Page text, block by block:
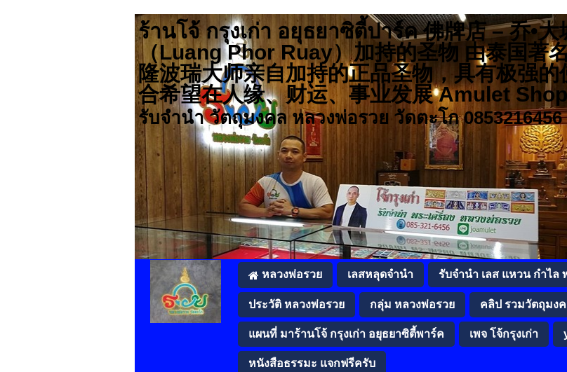
ร้านโจ้ กรุงเก่า อยุธยาซิตี้ปาร์ค 佛牌店 – 乔•
（Luang Phor Ruay）加持的圣物 由泰国
隆波瑞大师亲自加持的正品圣物，具有极强
合希望在人缘、财运、事业发展 Amulet
รับจำนำ วัตถุมงคล หลวงพ่อรวย วัดตะโก 0853216456
หลวงพ่อรวย เลสหลุดจำนำ รับจำนำ เลส แหวน กำไล
ประวัติ หลวงพ่อรวย กลุ่ม หลวงพ่อรวย คลิป รวมวัตถุมง
แผนที่ มาร้านโจ้ กรุงเก่า อยุธยาซิตี้พาร์ค เพจ โจ้กรุงเก่า
หนังสือธรรมะ แจกฟรีครับ